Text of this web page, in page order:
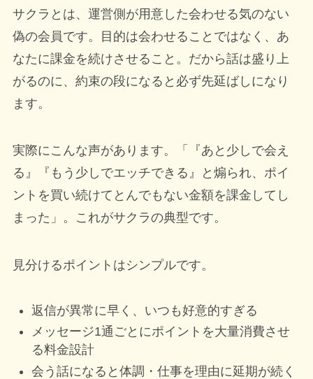
サクラとは、運営側が用意した会わせる気のない
偽の会員です。目的は会わせることではなく、あ
なたに課金を続けさせること。だから話は盛り上
がるのに、約束の段になると必ず先延ばしになり
ます。
実際にこんな声があります。「『あと少しで会え
る』『もう少しでエッチできる』と煽られ、ポイ
ントを買い続けてとんでもない金額を課金してし
まった」。これがサクラの典型です。
見分けるポイントはシンプルです。
返信が異常に早く、いつも好意的すぎる
メッセージ1通ごとにポイントを大量消費させ
る料金設計
会う話になると体調・仕事を理由に延期が続く